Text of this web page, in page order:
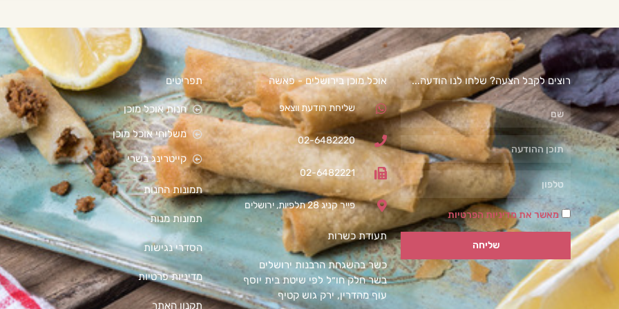
רוצים לקבל הצעה? שלחו לנו הודעה...
מאשר את מדיניות הפרטיות
שליחה
אוכל מוכן בירושלים - פאשה
שליחת הודעת ווצאפ
02-6482220
02-6482221
פייר קניג 28 תלפיות, ירושלים
תעודת כשרות
כשר בהשגחת הרבנות ירושלים
בשר חלק חו״ל לפי שיטת בית יוסף
עוף מהדרין, ירק גוש קטיף
תפריטים
חנות אוכל מוכן
משלוחי אוכל מוכן
קייטרינג בשרי
תמונות החנות
תמונות מנות
הסדרי נגישות
מדיניות פרטיות
תקנון האתר